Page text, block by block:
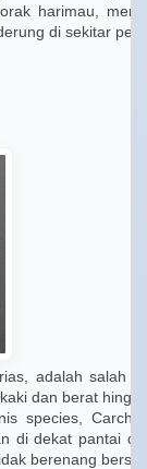
harimau,
di sekitar
adalah salah
dan berat
species,
di dekat pantai di
berenang